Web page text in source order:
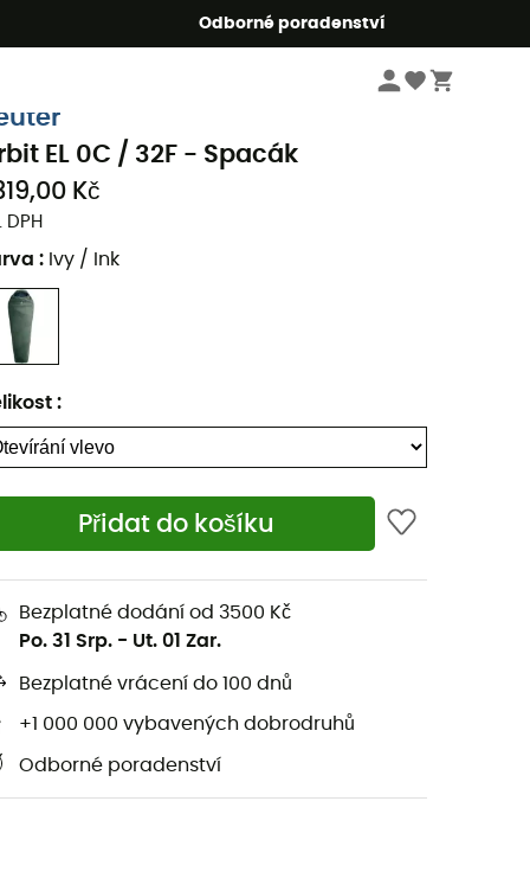
Odborné poradenství
Spacáky
EL 0C / 32F - Spacák
Kč
DPH
: Ivy / Ink
:
Přidat do košíku
Bezplatné dodání od 3500 Kč
Po. 31 Srp. - Ut. 01 Zar.
Bezplatné vrácení do 100 dnů
+1 000 000 vybavených dobrodruhů
Odborné poradenství